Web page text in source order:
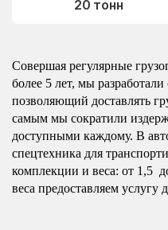
20 тонн
Совершая регулярные
более 5 лет, мы
позволяющий доставлять
самым мы сократили
доступными каждому. В
спецтехника для
комплекции и веса: от 1,5
веса предоставляем услугу